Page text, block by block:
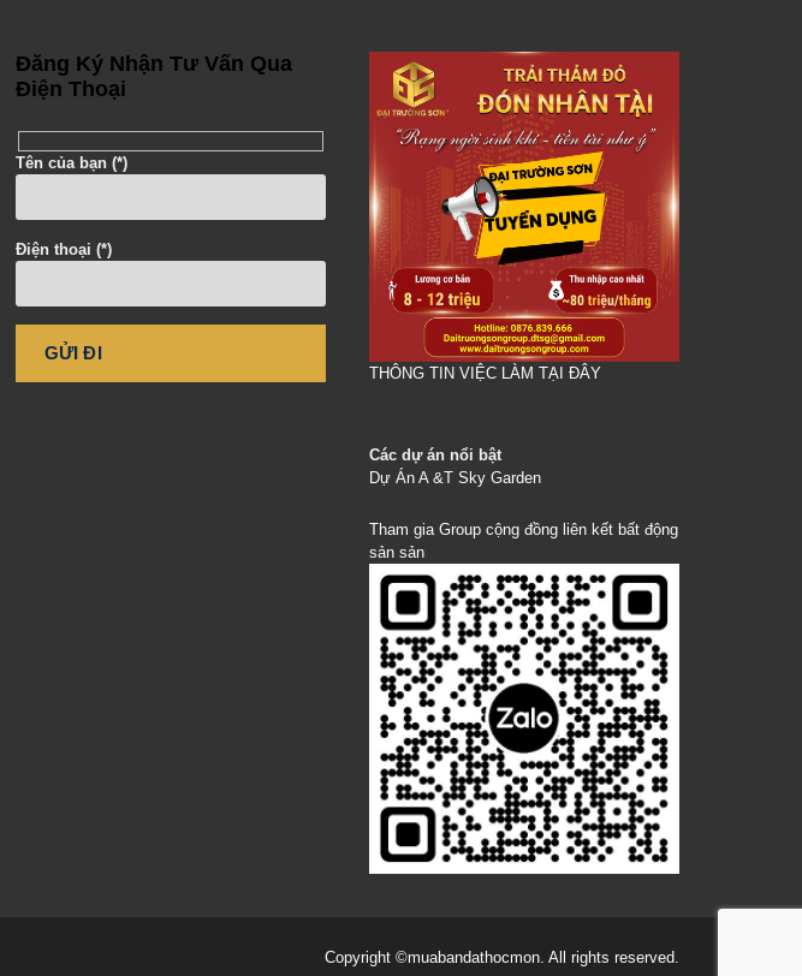
Đăng Ký Nhận Tư Vấn Qua
Điện Thoại
Tên của bạn (*)
Điện thoại (*)
THÔNG TIN VIỆC LÀM TẠI ĐÂY
Các dự án nổi bật
Dự Án A &T Sky Garden
Tham gia Group cộng đồng liên kết bất động
sản sản
Copyright ©muabandathocmon. All rights reserved.